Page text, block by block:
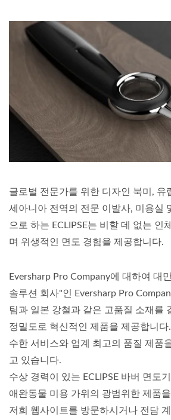
글로벌 전문가를 위한 디자인 북미, 유
세아니아 전역의 전문 이발사, 미용실
으로 하는 ECLIPSE는 비할 데 없는 인
며 위생적인 면도 경험을 제공합니다.
Eversharp Pro Company에 대하여 대
솔루션 회사"인 Eversharp Pro
팀과 일본 강철과 같은 고품질 소재를
정밀도로 혁신적인 제품을 제공합니
수한 서비스와 업계 최고의 품질 제품
고 있습니다.
수상 경력이 있는 ECLIPSE 바버 면도
애완동물 미용 가위의 광범위한 제품
저희 웹사이트를 방문하시거나 전담